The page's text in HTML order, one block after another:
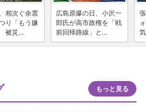
相次ぐ余震
り「もう嫌
被災...
広島原爆の日、小沢一
郎氏が高市政権を「戦
前回帰路線」と...
もっと見る